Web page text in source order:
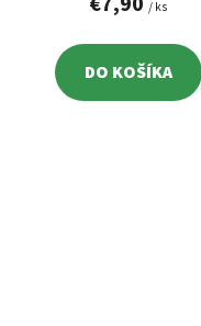
/ ks
DO KOŠÍKA